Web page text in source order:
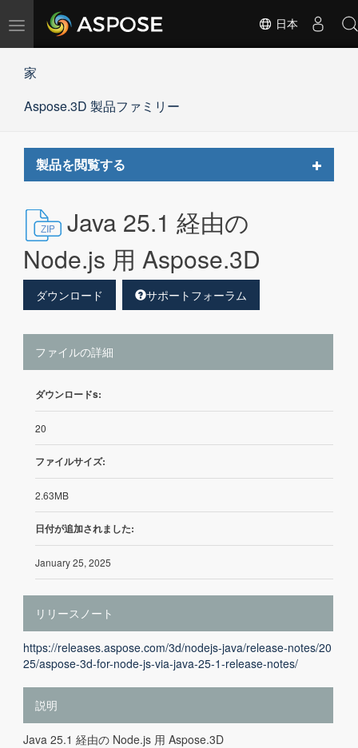
ナ
ー
ョ
切
日本
家
Aspose.3D 製品ファミリー
製品を閲覧する
Toggle
Java 25.1 経由の
Node.js 用 Aspose.3D
ダウンロード サポートフォーラム
ファイルの詳細
ダウンロードs:
20
ファイルサイズ:
2.63MB
日付が追加されました:
January 25, 2025
リリースノート
https://releases.aspose.com/3d/nodejs-java/release-notes/20
25/aspose-3d-for-node-js-via-java-25-1-release-notes/
説明
Java 25.1 経由の Node.js 用 Aspose.3D